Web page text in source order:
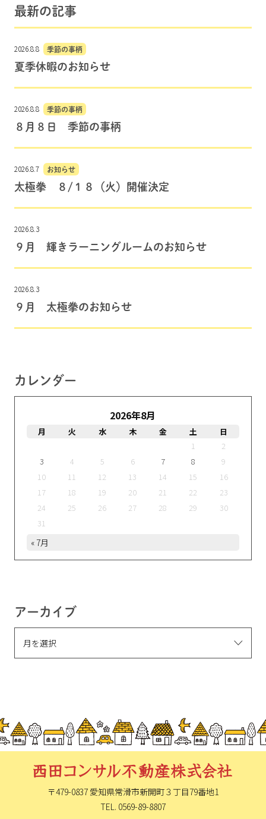
最新の記事
2026.8.8 季節の事柄
夏季休暇のお知らせ
2026.8.8 季節の事柄
８月８日 季節の事柄
2026.8.7 お知らせ
太極拳 ８/１８（火）開催決定
2026.8.3
９月 輝きラーニングルームのお知らせ
2026.8.3
９月 太極拳のお知らせ
カレンダー
2026年8月
月 火 水 木 金 土
日
1
2
3
4 5 6 7 8
9
10
11 12 13 14 15
16
17
18 19 20 21 22
23
24
25 26 27 28 29
30
31
« 7月
アーカイブ
〒479-0837 愛知県常滑市新開町３丁目79番地1
TEL. 0569-89-8807